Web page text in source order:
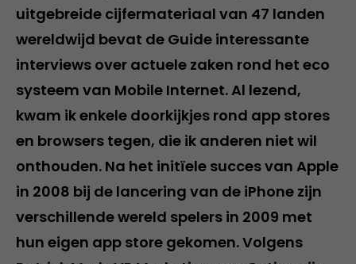
uitgebreide cijfermateriaal van 47 landen
wereldwijd bevat de Guide interessante
interviews over actuele zaken rond het eco
systeem van Mobile Internet. Al lezend,
kwam ik enkele doorkijkjes rond app stores
en browsers tegen, die ik anderen niet wil
onthouden. Na het initïele succes van Apple
in 2008 bij de lancering van de iPhone zijn
verschillende wereld spelers in 2009 met
hun eigen app store gekomen. Volgens